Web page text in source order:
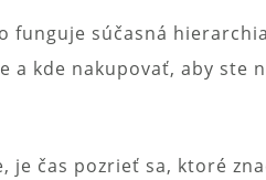
funguje súčasná
a kde nakupovať, aby ste
je čas pozrieť sa, ktoré